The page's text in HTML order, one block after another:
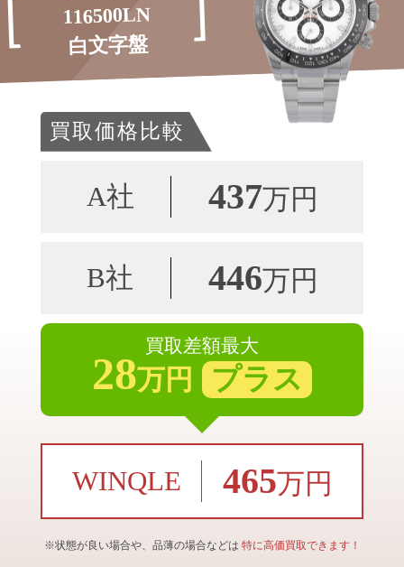
116500LN
白文字盤
買取価格比較
A社 437万円
B社 446万円
買取差額最大
28万円 プラス
WINQLE 465万円
※状態が良い場合や、品薄の場合などは 特に高価買取できます！